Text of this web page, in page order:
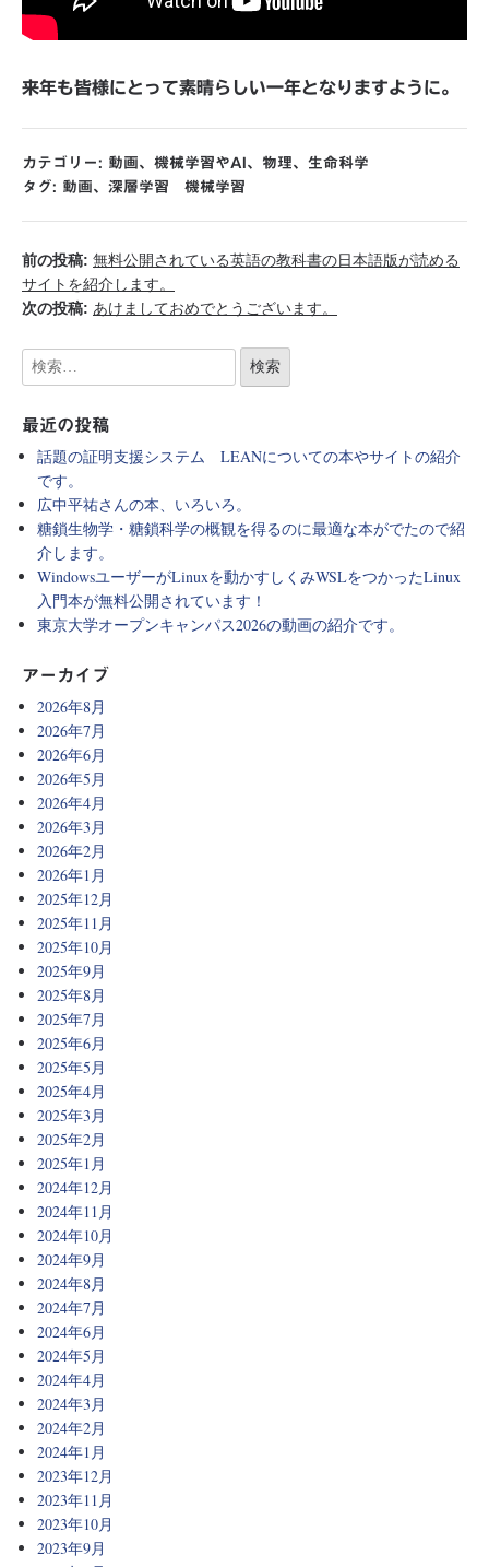
来年も皆様にとって素晴らしい一年となりますように。
カテゴリー: 動画、 機械学習やAI 、 物理、 生命科学
タグ: 動画、 深層学習 機械学習
前の投稿: 無料公開されている英語の教科書の日本語版が読める
サイトを紹介します。
次の投稿: あけましておめでとうございます。
最近の投稿
話題の証明支援システム LEANについての本やサイトの紹介
です。
広中平祐さんの本、いろいろ。
糖鎖生物学・糖鎖科学の概観を得るのに最適な本がでたので紹
介します。
WindowsユーザーがLinuxを動かすしくみWSLをつかったLinux
入門本が無料公開されています！
東京大学オープンキャンパス2026の動画の紹介です。
アーカイブ
2026年8月
2026年7月
2026年6月
2026年5月
2026年4月
2026年3月
2026年2月
2026年1月
2025年12月
2025年11月
2025年10月
2025年9月
2025年8月
2025年7月
2025年6月
2025年5月
2025年4月
2025年3月
2025年2月
2025年1月
2024年12月
2024年11月
2024年10月
2024年9月
2024年8月
2024年7月
2024年6月
2024年5月
2024年4月
2024年3月
2024年2月
2024年1月
2023年12月
2023年11月
2023年10月
2023年9月